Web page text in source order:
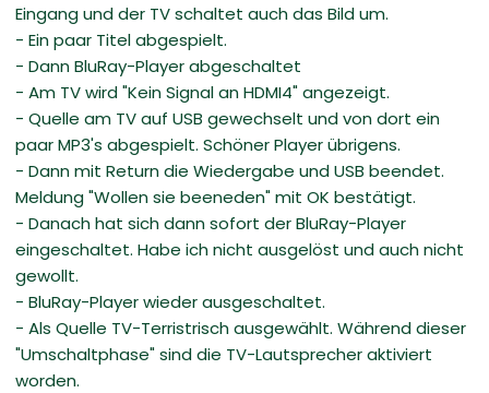
Eingang und der TV schaltet auch das Bild um.
- Ein paar Titel abgespielt.
- Dann BluRay-Player abgeschaltet
- Am TV wird "Kein Signal an HDMI4" angezeigt.
- Quelle am TV auf USB gewechselt und von dort ein
paar MP3's abgespielt. Schöner Player übrigens.
- Dann mit Return die Wiedergabe und USB beendet.
Meldung "Wollen sie beeneden" mit OK bestätigt.
- Danach hat sich dann sofort der BluRay-Player
eingeschaltet. Habe ich nicht ausgelöst und auch nicht
gewollt.
- BluRay-Player wieder ausgeschaltet.
- Als Quelle TV-Terristrisch ausgewählt. Während dieser
"Umschaltphase" sind die TV-Lautsprecher aktiviert
worden.